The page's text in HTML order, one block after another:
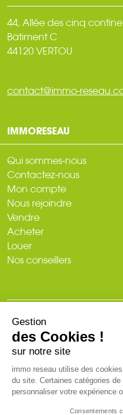
44, Allée des cinq
Bâtiment C
44120 VERTOU
contact@immo-
IMMORESEAU
Qui sommes-nous
Contactez-nous
Mon compte
Nous rejoindre
Vendre
Acheter
Louer
Nos conseillers
Plan du site
Politique de confidentialité
RCS NANTES 519 718 886.
Gestion
des Cookies !
sur notre site
immo reseau utilise des
du site. Certaines catégories
personnaliser votre expérience
Consentements